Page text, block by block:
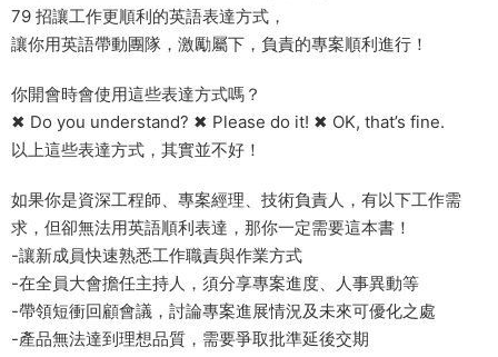
79 招讓工作更順利的英語表達方式，
讓你用英語帶動團隊，激勵屬下，負責的專案順利進行！
你開會時會使用這些表達方式嗎？
✖ Do you understand? ✖ Please do it! ✖ OK, that’s fine.
以上這些表達方式，其實並不好！
如果你是資深工程師、專案經理、技術負責人，有以下工作需
求，但卻無法用英語順利表達，那你一定需要這本書！
-讓新成員快速熟悉工作職責與作業方式
-在全員大會擔任主持人，須分享專案進度、人事異動等
-帶領短衝回顧會議，討論專案進展情況及未來可優化之處
-產品無法達到理想品質，需要爭取批準延後交期